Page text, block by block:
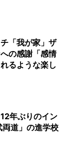
「我が家」ザ
の感謝「感情
るような楽し
年ぶりのイン
道」の進学校